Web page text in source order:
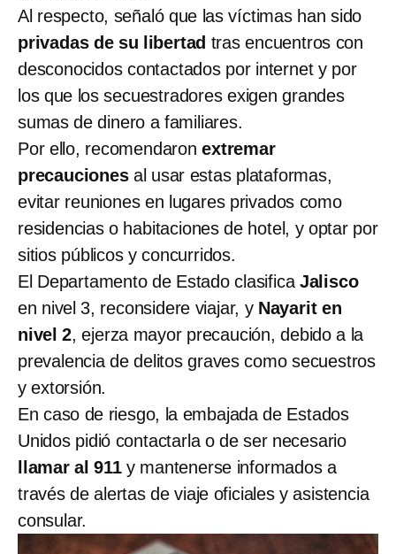
Al respecto, señaló que las víctimas han sido
privadas de su libertad tras encuentros con
desconocidos contactados por internet y por
los que los secuestradores exigen grandes
sumas de dinero a familiares.
Por ello, recomendaronextremar
precaucionesal usar estas plataformas,
evitar reuniones en lugares privados como
residencias o habitaciones de hotel, y optar por
sitios públicos y concurridos.
El Departamento de Estado clasifica Jalisco
en nivel 3, reconsidere viajar, y Nayarit en
nivel 2, ejerza mayor precaución, debido a la
prevalencia de delitos graves como secuestros
y extorsión.
En caso de riesgo, la embajada de Estados
Unidos pidió contactarla o de ser necesario
llamar al 911y mantenerse informados a
través de alertas de viaje oficiales y asistencia
consular.